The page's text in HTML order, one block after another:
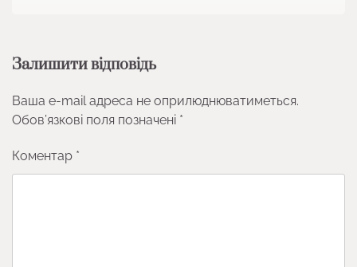
Залишити відповідь
Ваша e-mail адреса не оприлюднюватиметься.
Обов’язкові поля позначені *
Коментар *